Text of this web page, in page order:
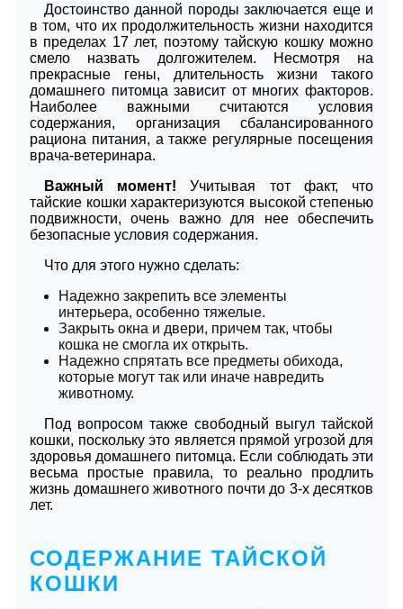
Достоинство данной породы заключается еще и
в том, что их продолжительность жизни находится
в пределах 17 лет, поэтому тайскую кошку можно
смело назвать долгожителем. Несмотря на
прекрасные гены, длительность жизни такого
домашнего питомца зависит от многих факторов.
Наиболее важными считаются условия
содержания, организация сбалансированного
рациона питания, а также регулярные посещения
врача-ветеринара.
Важный момент! Учитывая тот факт, что
тайские кошки характеризуются высокой степенью
подвижности, очень важно для нее обеспечить
безопасные условия содержания.
Что для этого нужно сделать:
Надежно закрепить все элементы
интерьера, особенно тяжелые.
Закрыть окна и двери, причем так, чтобы
кошка не смогла их открыть.
Надежно спрятать все предметы обихода,
которые могут так или иначе навредить
животному.
Под вопросом также свободный выгул тайской
кошки, поскольку это является прямой угрозой для
здоровья домашнего питомца. Если соблюдать эти
весьма простые правила, то реально продлить
жизнь домашнего животного почти до 3-х десятков
лет.
СОДЕРЖАНИЕ ТАЙСКОЙ
КОШКИ